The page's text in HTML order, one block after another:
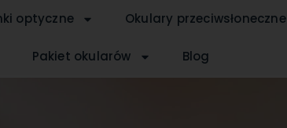
optyczne Okulary przeciwsłoneczne
Pakiet okularów Blog